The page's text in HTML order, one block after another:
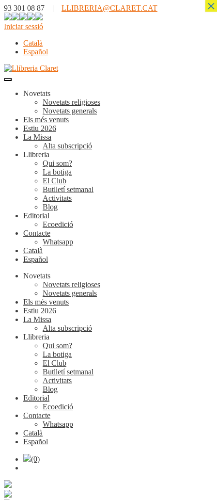
93 301 08 87 | LLIBRERIA@CLARET.CAT
Iniciar sessió
Català
Español
Novetats
Novetats religioses
Novetats generals
Els més venuts
Estiu 2026
La Missa
Alta subscripció
Llibreria
Qui som?
La botiga
El Club
Butlletí setmanal
Activitats
Blog
Editorial
Ecoedició
Contacte
Whatsapp
Català
Español
Novetats
Novetats religioses
Novetats generals
Els més venuts
Estiu 2026
La Missa
Alta subscripció
Llibreria
Qui som?
La botiga
El Club
Butlletí setmanal
Activitats
Blog
Editorial
Ecoedició
Contacte
Whatsapp
Català
Español
(0)
×